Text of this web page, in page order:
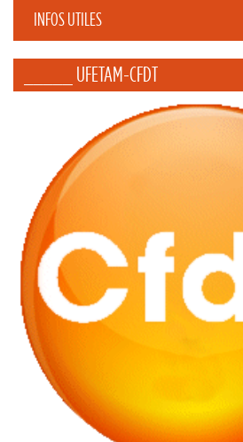
INFOS UTILES
_____ UFETAM-CFDT